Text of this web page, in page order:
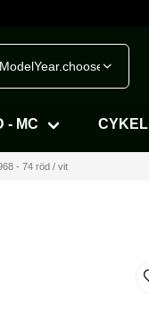
- MC CYKEL
- 74 röd / vit